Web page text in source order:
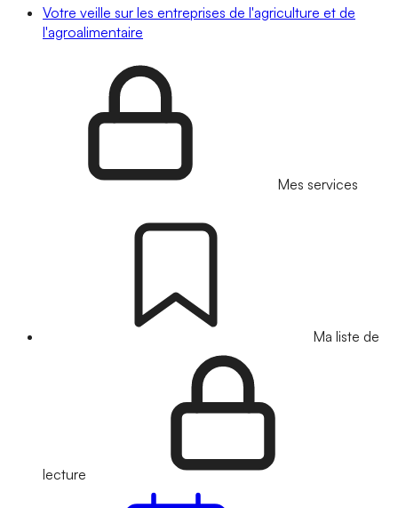
Votre veille sur les entreprises de l'agriculture et de
l'agroalimentaire
Mes services
Ma liste de
lecture